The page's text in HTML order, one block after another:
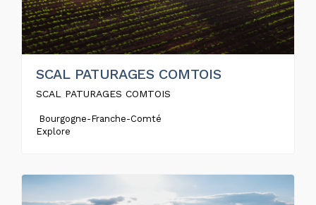
SCAL PATURAGES COMTOIS
SCAL PATURAGES COMTOIS
Bourgogne-Franche-Comté
Explore